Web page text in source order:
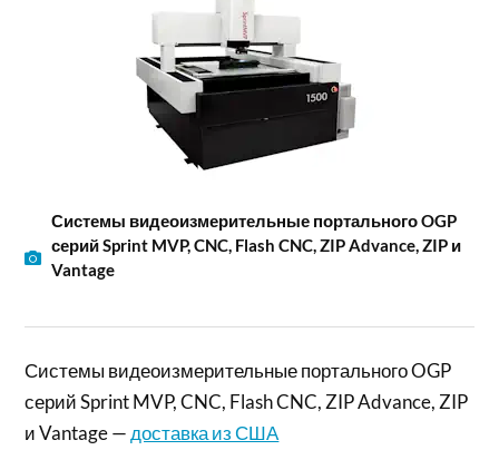
Системы видеоизмерительные портального OGP
серий Sprint MVP, CNC, Flash CNC, ZIP Advance, ZIP и
Vantage
Системы видеоизмерительные портального OGP
серий Sprint MVP, CNC, Flash CNC, ZIP Advance, ZIP
и Vantage — доставка из США